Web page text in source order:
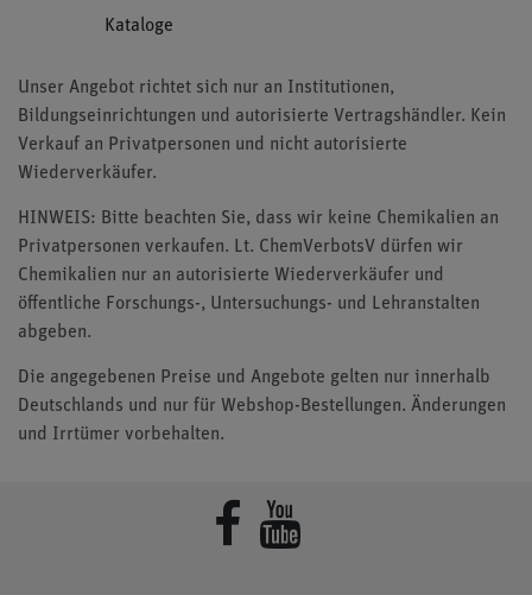
Kataloge
Unser Angebot richtet sich nur an Institutionen,
Bildungseinrichtungen und autorisierte Vertragshändler. Kein
Verkauf an Privatpersonen und nicht autorisierte
Wiederverkäufer.
HINWEIS: Bitte beachten Sie, dass wir keine Chemikalien an
Privatpersonen verkaufen. Lt. ChemVerbotsV dürfen wir
Chemikalien nur an autorisierte Wiederverkäufer und
öffentliche Forschungs-, Untersuchungs- und Lehranstalten
abgeben.
Die angegebenen Preise und Angebote gelten nur innerhalb
Deutschlands und nur für Webshop-Bestellungen. Änderungen
und Irrtümer vorbehalten.